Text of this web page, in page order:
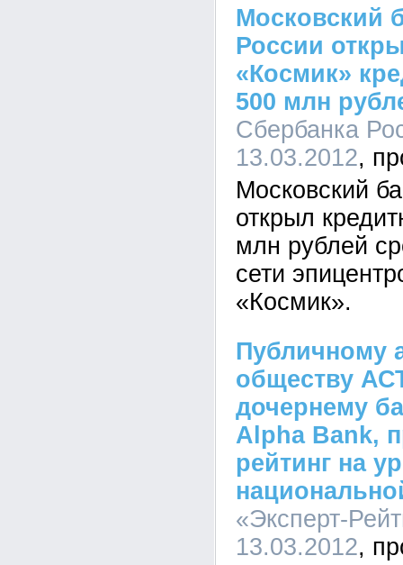
Московский
России
«Космик»
500 млн
Сбербанка
13.03.2012
Московский
открыл
млн рублей
сети
«Космик».
Публичному
обществу
дочернему
Alpha Bank,
рейтинг на
«Эксперт-
13.03.2012